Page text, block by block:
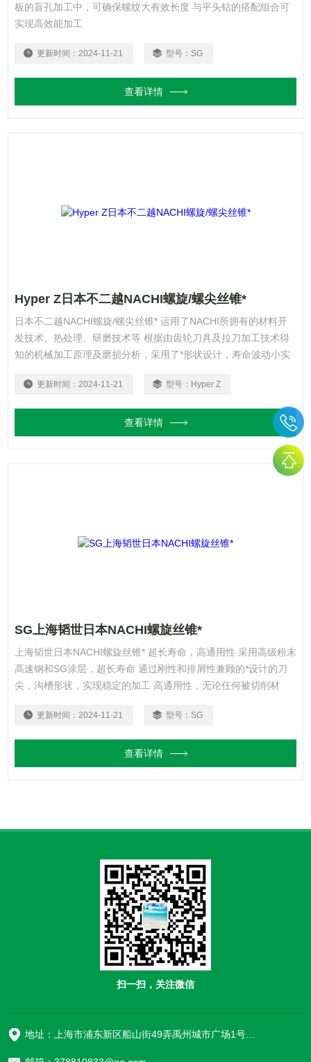
板的盲孔加工中，可确保螺纹大有效长度 与平头钻的搭配组合可
实现高效能加工
更新时间： 2024-11-21 型号： SG
查看详情
Hyper Z日本不二越NACHI螺旋/螺尖丝锥*
日本不二越NACHI螺旋/螺尖丝锥* 运用了NACHI所拥有的材料开
发技术、热处理、研磨技术等 根据由齿轮刀具及拉刀加工技术得
知的机械加工原理及磨损分析，采用了*形状设计，寿命波动小实
无涂层丝锥的2～3倍，其超长加工寿命也*了涂层丝锥。
更新时间： 2024-11-21 型号： Hyper Z
查看详情
SG上海韬世日本NACHI螺旋丝锥*
上海韬世日本NACHI螺旋丝锥* 超长寿命，高通用性 采用高级粉末
高速钢和SG涂层，超长寿命 通过刚性和排屑性兼顾的*设计的刀
尖，沟槽形状，实现稳定的加工 高通用性，无论任何被切削材
更新时间： 2024-11-21 型号： SG
查看详情
扫一扫，关注微信
地址：上海市浦东新区船山街49弄禹州城市广场1号楼906